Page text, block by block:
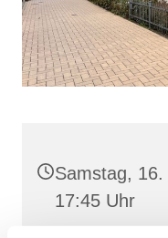
Samstag,
17:45 Uhr